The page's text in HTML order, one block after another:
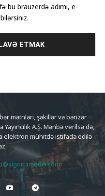
bu brauzerdə adımı, e-
mətnləri, şəkillər və bənzər
A.Ş. Mənbə verilsə də,
elektron mühitdə istifadə edilə